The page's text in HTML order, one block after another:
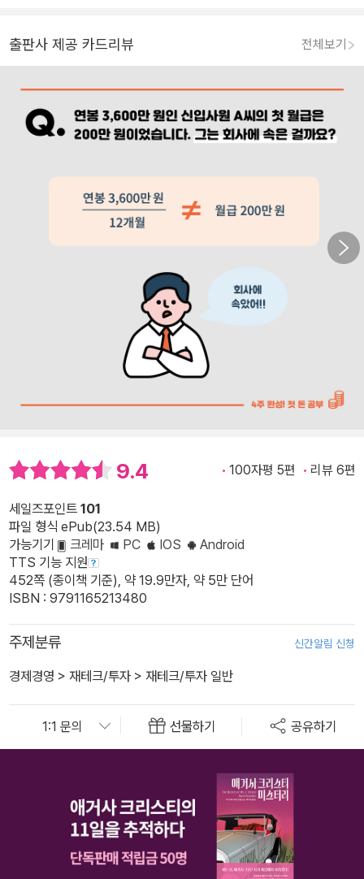
출판사 제공 카드리뷰 전체보기
9.4 100자평 5편 리뷰 6편
세일즈포인트 101
파일 형식 ePub(23.54 MB)
가능기기
크레마 PC IOS
Android
TTS 기능 지원
452쪽 (종이책 기준), 약 19.9만자, 약 5만 단어
ISBN : 9791165213480
주제분류 신간알림 신청
경제경영 > 재테크/투자 > 재테크/투자 일반
선물하기 공유하기